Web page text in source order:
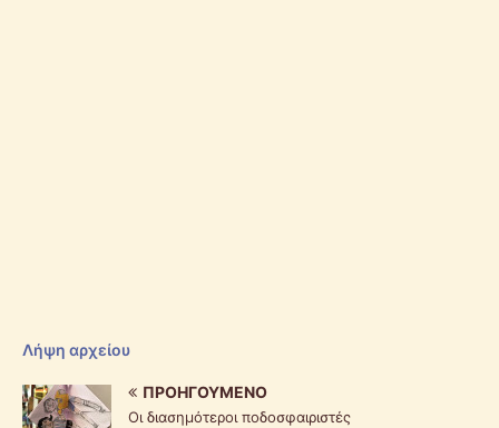
Λήψη αρχείου
ΠΡΟΗΓΟΎΜΕΝΟ
Οι διασημότεροι ποδοσφαιριστές